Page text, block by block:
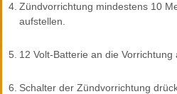
4. Zündvorrichtung mindestens 10
aufstellen.
5. 12 Volt-Batterie an die Vorrichtung
6. Schalter der Zündvorrichtung